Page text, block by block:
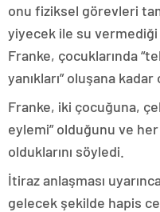
onu fiziksel görevleri
yiyecek ile su
Franke, çocuklarında
yanıkları” oluşana kadar
Franke, iki çocuğuna,
eylemi” olduğunu ve
olduklarını söyledi.
İtiraz anlaşması
gelecek şekilde hapis